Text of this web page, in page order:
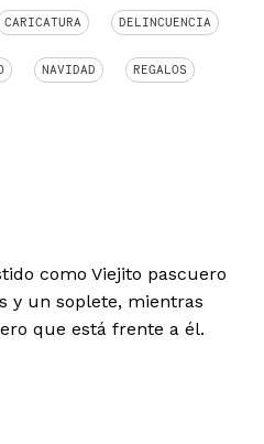
CARICATURA DELINCUENCIA
NAVIDAD REGALOS
como Viejito pascuero
y un soplete, mientras
que está frente a él.